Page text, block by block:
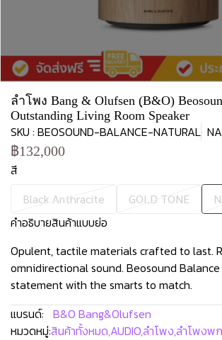
ลำโพง Bang & Olufsen (ฺB&O)
Outstanding Living Room Speaker
SKU : BEOSOUND-BALANCE-NATURAL
฿132,000
สี
Black Anthracite GOLD TONE
คำอธิบายสินค้าแบบย่อ
Opulent, tactile materials crafted to last.
omnidirectional sound. Beosound
statement with the smarts to match.
แบรนด์: B&O Bang&Olufsen
หมวดหมู่:สินค้าทั้งหมด,AUDIO,ลำโพง,ลำโพงพ